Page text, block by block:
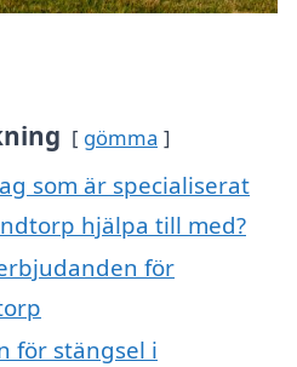
gömma
som är specialiserat
hjälpa till med?
för
för stängsel i